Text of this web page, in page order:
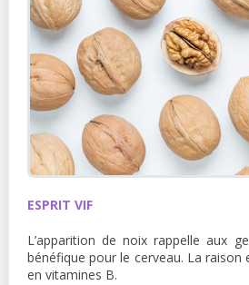
ESPRIT VIF
L’apparition de noix rappelle aux
bénéfique pour le cerveau. La raison
en vitamines B.